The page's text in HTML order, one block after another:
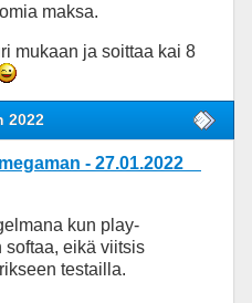
maksa.
mukaan ja soittaa kai 8
2022
- 27.01.2022
kun play-
softaa, eikä viitsis
testailla.